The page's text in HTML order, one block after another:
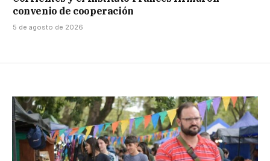
convenio de cooperación
5 de agosto de 2026